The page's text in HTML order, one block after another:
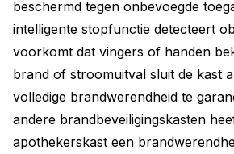
beschermd tegen onbevoegde
intelligente stopfunctie detecteert
voorkomt dat vingers of handen
brand of stroomuitval sluit de kast
volledige brandwerendheid te
andere brandbeveiligingskasten
apothekerskast een